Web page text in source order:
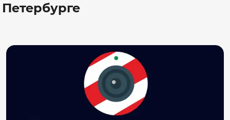
Петербурге